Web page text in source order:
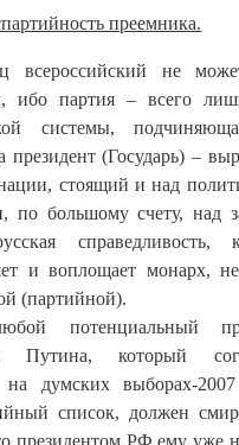
преемника.
всероссийский не
ибо партия – всего
системы,
президент (Государь) –
стоящий и над
по большому счету, над
справедливость,
и воплощает монарх,
(партийной).
потенциальный
Путина, который
на думских выборах-
список, должен
президентом РФ ему уже